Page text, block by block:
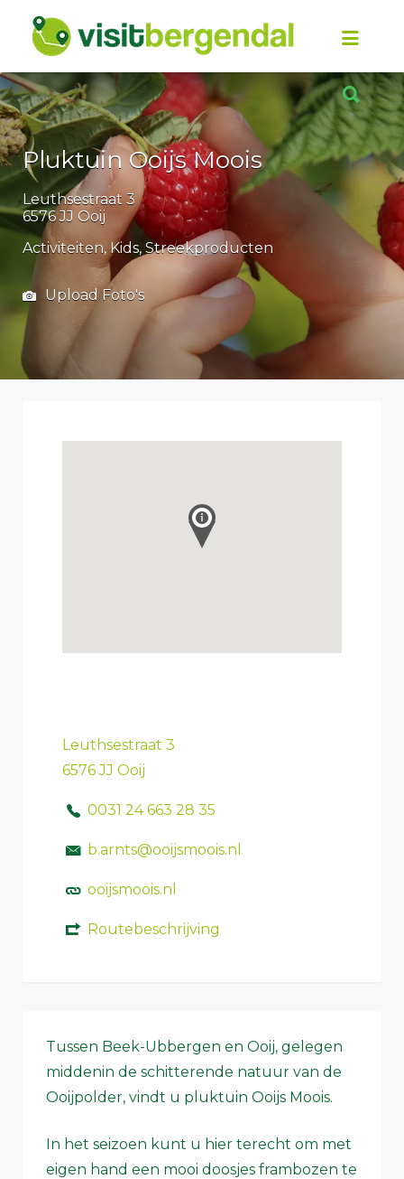
Zoek
naar:
Zoek
naar:
Pluktuin Ooijs Moois
Leuthsestraat 3
6576 JJ Ooij
Activiteiten Kids Streekproducten
Upload Foto's
Leuthsestraat 3
6576 JJ Ooij
0031 24 663 28 35
b.arnts@ooijsmoois.nl
ooijsmoois.nl
Routebeschrijving
Tussen Beek-Ubbergen en Ooij, gelegen
middenin de schitterende natuur van de
Ooijpolder, vindt u pluktuin Ooijs Moois.
In het seizoen kunt u hier terecht om met
eigen hand een mooi doosjes frambozen te